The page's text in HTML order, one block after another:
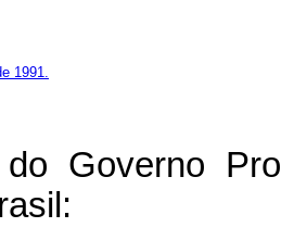
1991.
Governo